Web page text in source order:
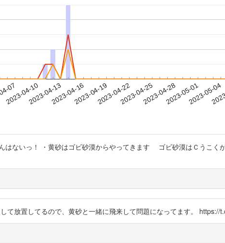
07
2023-04-102023-04-132023-04-162023-04-192023-04-222023-04-252023-04-282023-05-012023-05-04
はないっ！ ・黄砂はゴビ砂漠からやってきます ゴビ砂漠はＣうこ
て放置してるので、黄砂と一緒に飛来して問題になってます。 https://